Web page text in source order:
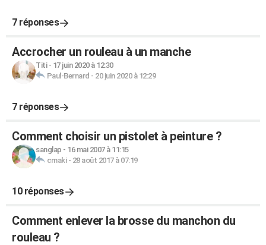
7 réponses
Accrocher un rouleau à un manche
Titi- 17 juin 2020 à 12:30
Paul-Bernard - 20 juin 2020 à 12:29
7 réponses
Comment choisir un pistolet à peinture ?
sanglap - 16 mai 2007 à 11:15
cmaki- 28 août 2017 à 07:19
10 réponses
Comment enlever la brosse du manchon du
rouleau ?